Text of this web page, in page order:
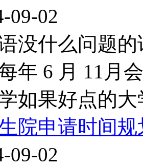
09-02
没什么问题
年 6 月 11月
如果好点的
院申请时间规
09-02